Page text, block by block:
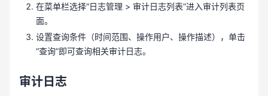
在菜单栏选择“日志管理 > 审计日志列表”进入审计列表页
面。
设置查询条件（时间范围、操作用户、操作描述），单击
“查询”即可查询相关审计日志。
审计日志